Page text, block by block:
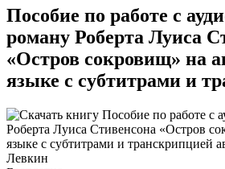
Пособие по работе с
роману Роберта Луиса
«Остров сокровищ» на
языке с субтитрами и